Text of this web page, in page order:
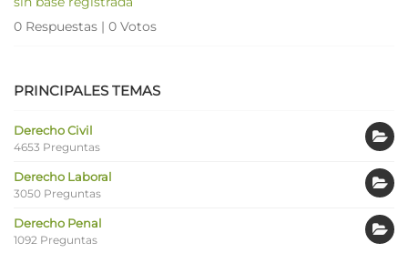
0 Respuestas | 0 Votos
PRINCIPALES TEMAS
Derecho Civil
4653 Preguntas
Derecho Laboral
3050 Preguntas
Derecho Penal
1092 Preguntas